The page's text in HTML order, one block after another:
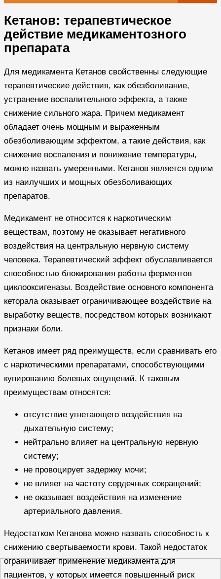
Кетанов: терапевтическое
действие медикаментозного
препарата
Для медикамента Кетанов свойственны следующие
терапевтические действия, как обезболивание,
устранение воспалительного эффекта, а также
снижение сильного жара. Причем медикамент
обладает очень мощным и выраженным
обезболивающим эффектом, а такие действия, как
снижение воспаления и понижение температуры,
можно назвать умеренными. Кетанов является одним
из наилучших и мощных обезболивающих
препаратов.
Медикамент не относится к наркотическим
веществам, поэтому не оказывает негативного
воздействия на центральную нервную систему
человека. Терапевтический эффект обуславливается
способностью блокирования работы ферментов
циклооксигеназы. Воздействие основного компонента
кеторала оказывает ограничивающее воздействие на
выработку веществ, посредством которых возникают
признаки боли.
Кетанов имеет ряд преимуществ, если сравнивать его
с наркотическими препаратами, способствующими
купированию болевых ощущений. К таковым
преимуществам относятся:
отсутствие угнетающего воздействия на
дыхательную систему;
нейтрально влияет на центральную нервную
систему;
не провоцирует задержку мочи;
не влияет на частоту сердечных сокращений;
не оказывает воздействия на изменение
артериального давления.
Недостатком Кетанова можно назвать способность к
снижению свертываемости крови. Такой недостаток
ограничивает применение медикамента для
пациентов, у которых имеется повышенный риск